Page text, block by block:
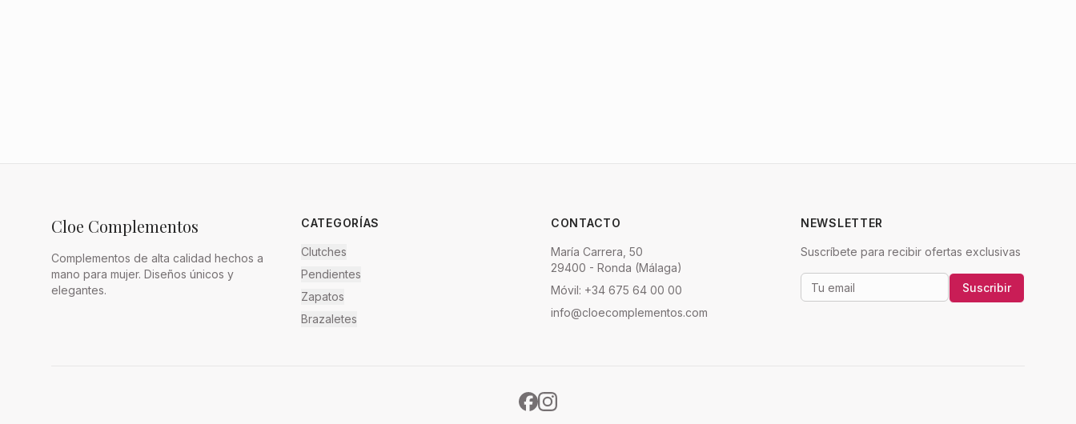
Cloe Complementos
Complementos de alta calidad hechos a
mano para mujer. Diseños únicos y
elegantes.
CATEGORÍAS
Clutches
Pendientes
Zapatos
Brazaletes
CONTACTO
María Carrera, 50
29400 - Ronda (Málaga)
Móvil: +34 675 64 00 00
info@cloecomplementos.com
NEWSLETTER
Suscríbete para recibir ofertas exclusivas
Suscribir